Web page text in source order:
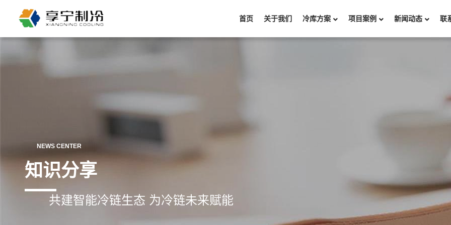
首页 关于我们 冷库方案 项目案例 新闻动态 联
NEWS CENTER
知识分享
共建智能冷链生态 为冷链未来赋能